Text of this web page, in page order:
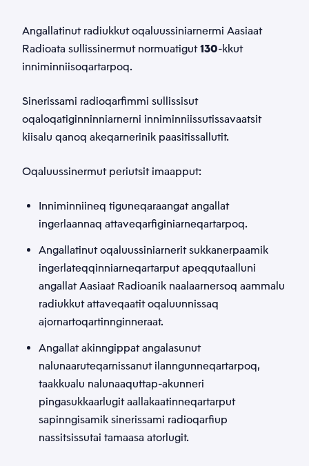
GMDSS
Angallatinut radiukkut oqaluussiniarnermi Aasiaat
Radioata sullissinermut normuatigut130-kkut
inniminniisoqartarpoq.
Sinerissami radioqarfimmi sullissisut
oqaloqatiginninniarnerni inniminniissutissavaatsit
kiisalu qanoq akeqarnerinik paasitissallutit.
Oqaluussinermut periutsit imaapput:
Inniminniineq tiguneqaraangat angallat
ingerlaannaq attaveqarfiginiarneqartarpoq.
Angallatinut oqaluussiniarnerit sukkanerpaamik
ingerlateqqinniarneqartarput apeqqutaalluni
angallat Aasiaat Radioanik naalaarnersoq aammalu
radiukkut attaveqaatit oqaluunnissaq
ajornartoqartinnginneraat.
Angallat akinngippat angalasunut
nalunaaruteqarnissanut ilanngunneqartarpoq,
taakkualu nalunaaquttap-akunneri
pingasukkaarlugit aallakaatinneqartarput
sapinngisamik sinerissami radioqarfiup
nassitsissutai tamaasa atorlugit.
Suussuseq
Sammisaq
Allaatiginninneq
Kakkiussat
Toqqaagit
Tusassimi politikkimut
paasissutissat pillugitTusassimi politikkimut